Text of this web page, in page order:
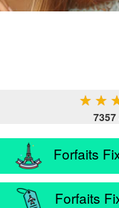
★ ★
Forfaits
Forfaits